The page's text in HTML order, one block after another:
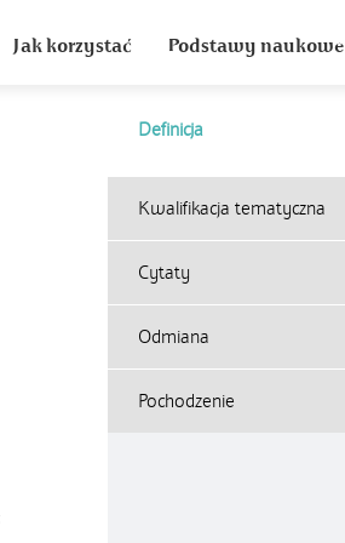
Jak korzystać Podstawy naukowe
Definicja
Kwalifikacja tematyczna
Cytaty
Odmiana
Pochodzenie